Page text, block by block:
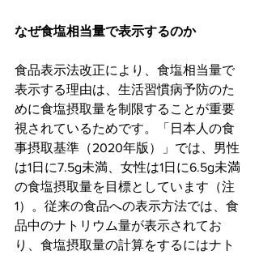
なぜ食塩相当量で表示するのか
食品表示法改正により、食塩相当量で
表示する理由は、生活習慣病予防のた
めに食塩摂取量を制限することが重要
視されているためです。「日本人の食
事摂取基準（2020年版）」では、男性
は1日に7.5g未満、女性は1日に6.5g未満
の食塩摂取量を目標としています（注
1）。従来の食品への表示方法では、食
品中のナトリウム量が表示されてお
り、食塩摂取量の計算をするにはナト